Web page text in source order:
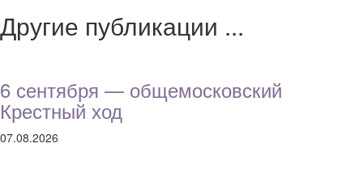
Другие публикации ...
6 сентября — общемосковский
Крестный ход
07.08.2026